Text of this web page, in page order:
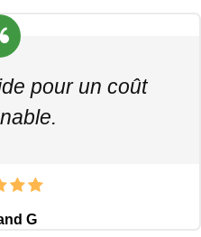
pour un coût
G